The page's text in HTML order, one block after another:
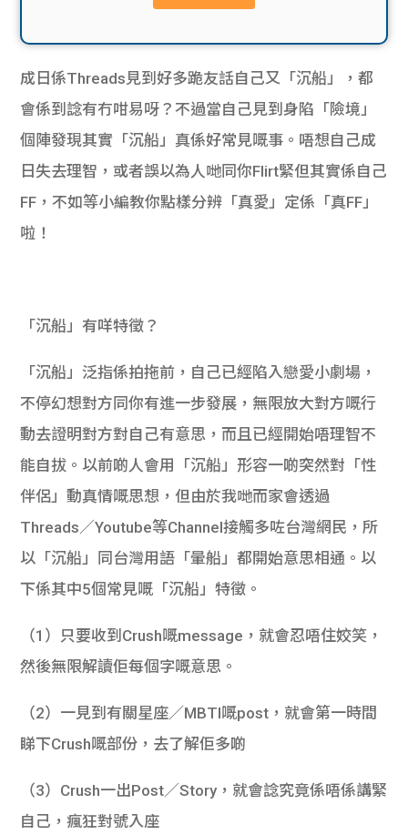
私人
貸款
計數
機
Gui
理財
Gui
de
成日係Threads見到好多跪友話自己又「沉船」，都
會係到諗有冇咁易呀？不過當自己見到身陷「險境」
個陣發現其實「沉船」真係好常見嘅事。唔想自己成
日失去理智，或者誤以為人哋同你Flirt緊但其實係自己
FF，不如等小編教你點樣分辨「真愛」定係「真FF」
啦！
「沉船」有咩特徵？
「沉船」泛指係拍拖前，自己已經陷入戀愛小劇場，
不停幻想對方同你有進一步發展，無限放大對方嘅行
動去證明對方對自己有意思，而且已經開始唔理智不
能自拔。以前啲人會用「沉船」形容一啲突然對「性
伴侶」動真情嘅思想，但由於我哋而家會透過
Threads／Youtube等Channel接觸多咗台灣網民，所
以「沉船」同台灣用語「暈船」都開始意思相通。以
下係其中5個常見嘅「沉船」特徵。
（1）只要收到Crush嘅message，就會忍唔住姣笑，
然後無限解讀佢每個字嘅意思。
（2）一見到有關星座／MBTI嘅post，就會第一時間
睇下Crush嘅部份，去了解佢多啲
（3）Crush一出Post／Story，就會諗究竟係唔係講緊
自己，瘋狂對號入座